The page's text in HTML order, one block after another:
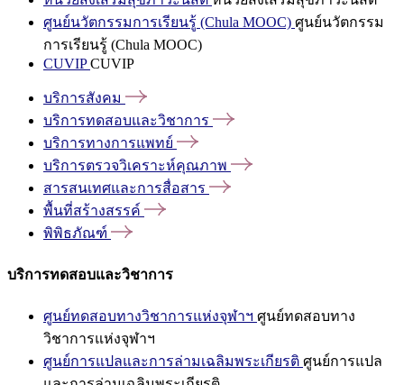
ศูนย์นวัตกรรมการเรียนรู้ (Chula MOOC) ศูนย์นวัตกรรม
การเรียนรู้ (Chula MOOC)
CUVIPCUVIP
บริการสังคม
บริการทดสอบและวิชาการ
บริการทางการแพทย์
บริการตรวจวิเคราะห์คุณภาพ
สารสนเทศและการสื่อสาร
พื้นที่สร้างสรรค์
พิพิธภัณฑ์
บริการทดสอบและวิชาการ
ศูนย์ทดสอบทางวิชาการแห่งจุฬาฯ ศูนย์ทดสอบทาง
วิชาการแห่งจุฬาฯ
ศูนย์การแปลและการล่ามเฉลิมพระเกียรติ ศูนย์การแปล